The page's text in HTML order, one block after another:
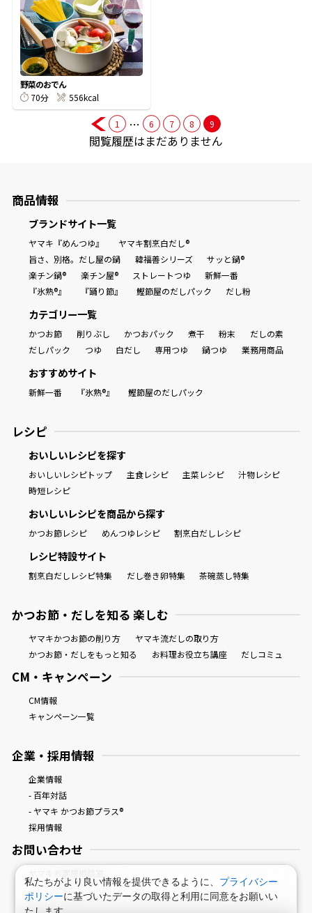
『踊り節』
商品情報一覧
おすすめサイト
氷熟®︎
野菜のおでん
70分
556kcal
1 … 6 7 8 9
閲覧履歴はまだありません
商品情報
ブランドサイト一覧
ヤマキ『めんつゆ』
ヤマキ割烹白だし®
旨さ、別格。だし屋の鍋
韓福善シリーズ
サッと鍋®
楽チン鍋®
楽チン屋® ストレートつゆ
新鮮一番
『氷熟®』
『踊り節』 鰹節屋のだしパック だし粉
カテゴリー一覧
かつお節 削りぶし かつおパック 煮干 粉末
だしの素
だしパック
つゆ 白だし 専用つゆ 鍋つゆ 業務用商品
おすすめサイト
新鮮一番 『氷熟®』 鰹節屋のだしパック
レシピ
おいしいレシピを探す
おいしいレシピトップ 主食レシピ 主菜レシピ
汁物レシピ
時短レシピ
おいしいレシピを商品から探す
かつお節レシピ めんつゆレシピ 割烹白だしレシピ
レシピ特設サイト
割烹白だしレシピ特集 だし巻き卵特集 茶碗蒸し特集
かつお節・だしを知る 楽しむ
ヤマキかつお節の削り方
ヤマキ流だしの取り方
かつお節・だしをもっと知る
お料理お役立ち講座 だしコミュ
CM・キャンペーン
CM情報
キャンペーン一覧
企業・採用情報
企業情報
- 百年対話
- ヤマキ かつお節プラス®
採用情報
お問い合わせ
私たちがより良い情報を提供できるように、 プライバシー
ポリシーに基づいたデータの取得と利用に同意をお願いい
たします。